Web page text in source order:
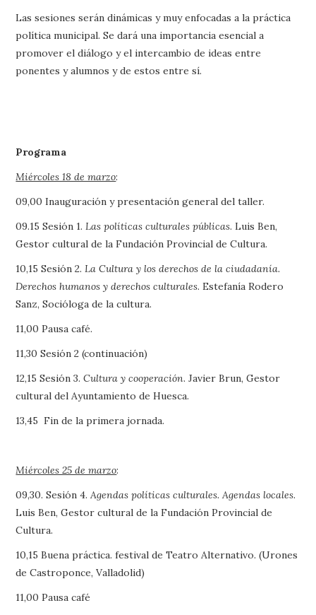
Las sesiones serán dinámicas y muy enfocadas a la práctica
política municipal. Se dará una importancia esencial a
promover el diálogo y el intercambio de ideas entre
ponentes y alumnos y de estos entre sí.
Programa
Miércoles 18 de marzo:
09,00 Inauguración y presentación general del taller.
09.15 Sesión 1.Las políticas culturales públicas. Luis Ben,
Gestor cultural de la Fundación Provincial de Cultura.
10,15 Sesión 2.La Cultura y los derechos de la ciudadanía.
Derechos humanos y derechos culturales. Estefanía Rodero
Sanz, Socióloga de la cultura.
11,00 Pausa café.
11,30 Sesión 2 (continuación)
12,15 Sesión 3.Cultura y cooperación. Javier Brun, Gestor
cultural del Ayuntamiento de Huesca.
13,45 Fin de la primera jornada.
Miércoles 25 de marzo:
09,30. Sesión 4.Agendas políticas culturales. Agendas locales.
Luis Ben, Gestor cultural de la Fundación Provincial de
Cultura.
10,15 Buena práctica. festival de Teatro Alternativo. (Urones
de Castroponce, Valladolid)
11,00 Pausa café